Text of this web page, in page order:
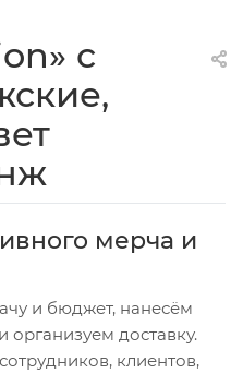
с
мерча и
и бюджет, нанесём
доставку.
клиентов,